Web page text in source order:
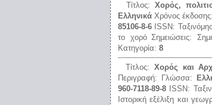
Τίτλος: Χορός,
Ελληνικά Χρόνος έκδοσης:
85106-8-6 ISSN:
το χορό Σημειώσεις:
Κατηγορία: 8
Τίτλος:Χορός και
Περιγραφή:
Γλώσσα:
960-7118-89-8 ISSN:
Ιστορική εξέλιξη και